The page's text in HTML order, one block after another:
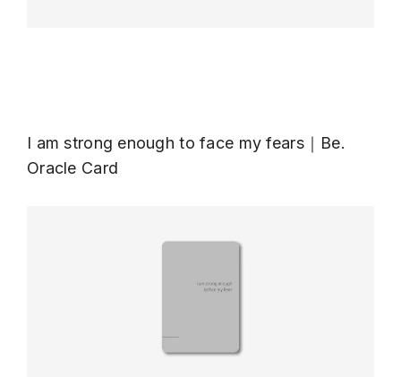
I am strong enough to face my fears｜Be.
Oracle Card